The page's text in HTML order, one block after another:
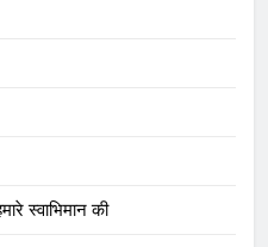
स्वाभिमान की